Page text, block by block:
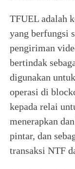
TFUEL adalah
yang berfungsi
pengiriman
bertindak
digunakan
operasi di
kepada relai
menerapkan
pintar, dan
transaksi NTF